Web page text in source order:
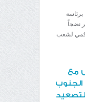
برئاسة
نضجاً
لشعب
مع
الجنوب